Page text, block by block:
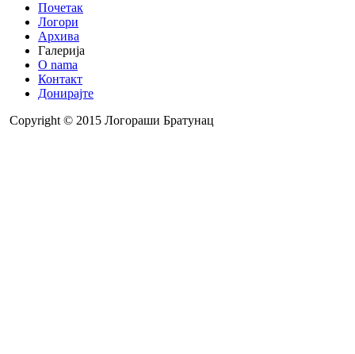
Почетак
Логори
Архива
Галерија
O nama
Контакт
Донирајте
Copyright © 2015 Логораши Братунац